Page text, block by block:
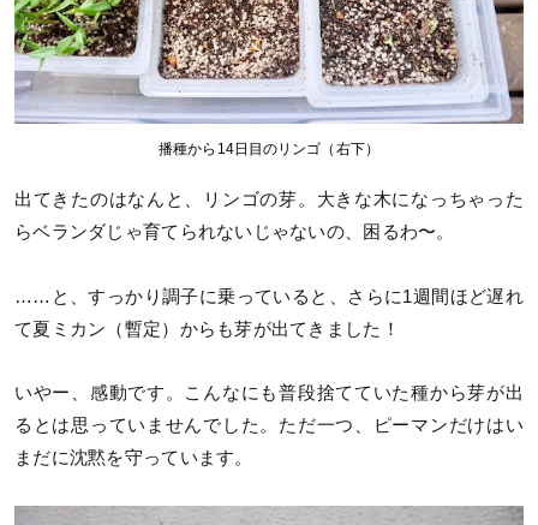
播種から14日目のリンゴ（右下）
出てきたのはなんと、リンゴの芽。大きな木になっちゃった
らベランダじゃ育てられないじゃないの、困るわ〜。
……と、すっかり調子に乗っていると、さらに1週間ほど遅れ
て夏ミカン（暫定）からも芽が出てきました！
いやー、感動です。こんなにも普段捨てていた種から芽が出
るとは思っていませんでした。ただ一つ、ピーマンだけはい
まだに沈黙を守っています。